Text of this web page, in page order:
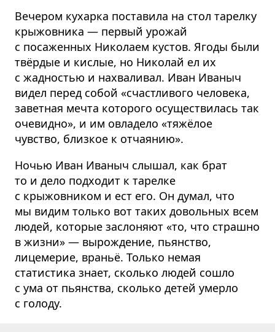
Вечером кухарка поставила на стол тарелку
крыжовника — первый урожай
с посаженных Николаем кустов. Ягоды были
твёрдые и кислые, но Николай ел их
с жадностью и нахваливал. Иван Иваныч
видел перед собой «счастливого человека,
заветная мечта которого осуществилась так
очевидно», и им овладело «тяжёлое
чувство, близкое к отчаянию».
Ночью Иван Иваныч слышал, как брат
то и дело подходит к тарелке
с крыжовником и ест его. Он думал, что
мы видим только вот таких довольных всем
людей, которые заслоняют «то, что страшно
в жизни» — вырождение, пьянство,
лицемерие, враньё. Только немая
статистика знает, сколько людей сошло
с ума от пьянства, сколько детей умерло
с голоду.